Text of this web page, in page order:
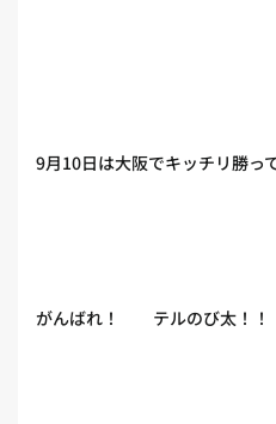
9月10日は大阪でキッチリ勝っ
がんばれ！ テルのび太！！